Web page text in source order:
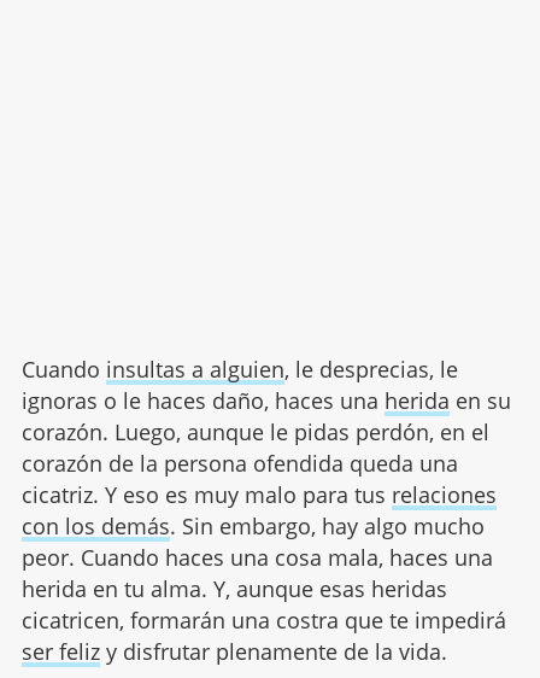
Cuando insultas a alguien, le desprecias, le
ignoras o le haces daño, haces una herida en su
corazón. Luego, aunque le pidas perdón, en el
corazón de la persona ofendida queda una
cicatriz. Y eso es muy malo para tus relaciones
con los demás. Sin embargo, hay algo mucho
peor. Cuando haces una cosa mala, haces una
herida en tu alma. Y, aunque esas heridas
cicatricen, formarán una costra que te impedirá
ser felizy disfrutar plenamente de la vida.